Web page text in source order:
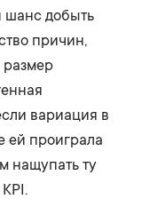
шанс добыть
причин,
размер
вариация в
ей проиграла
нащупать ту